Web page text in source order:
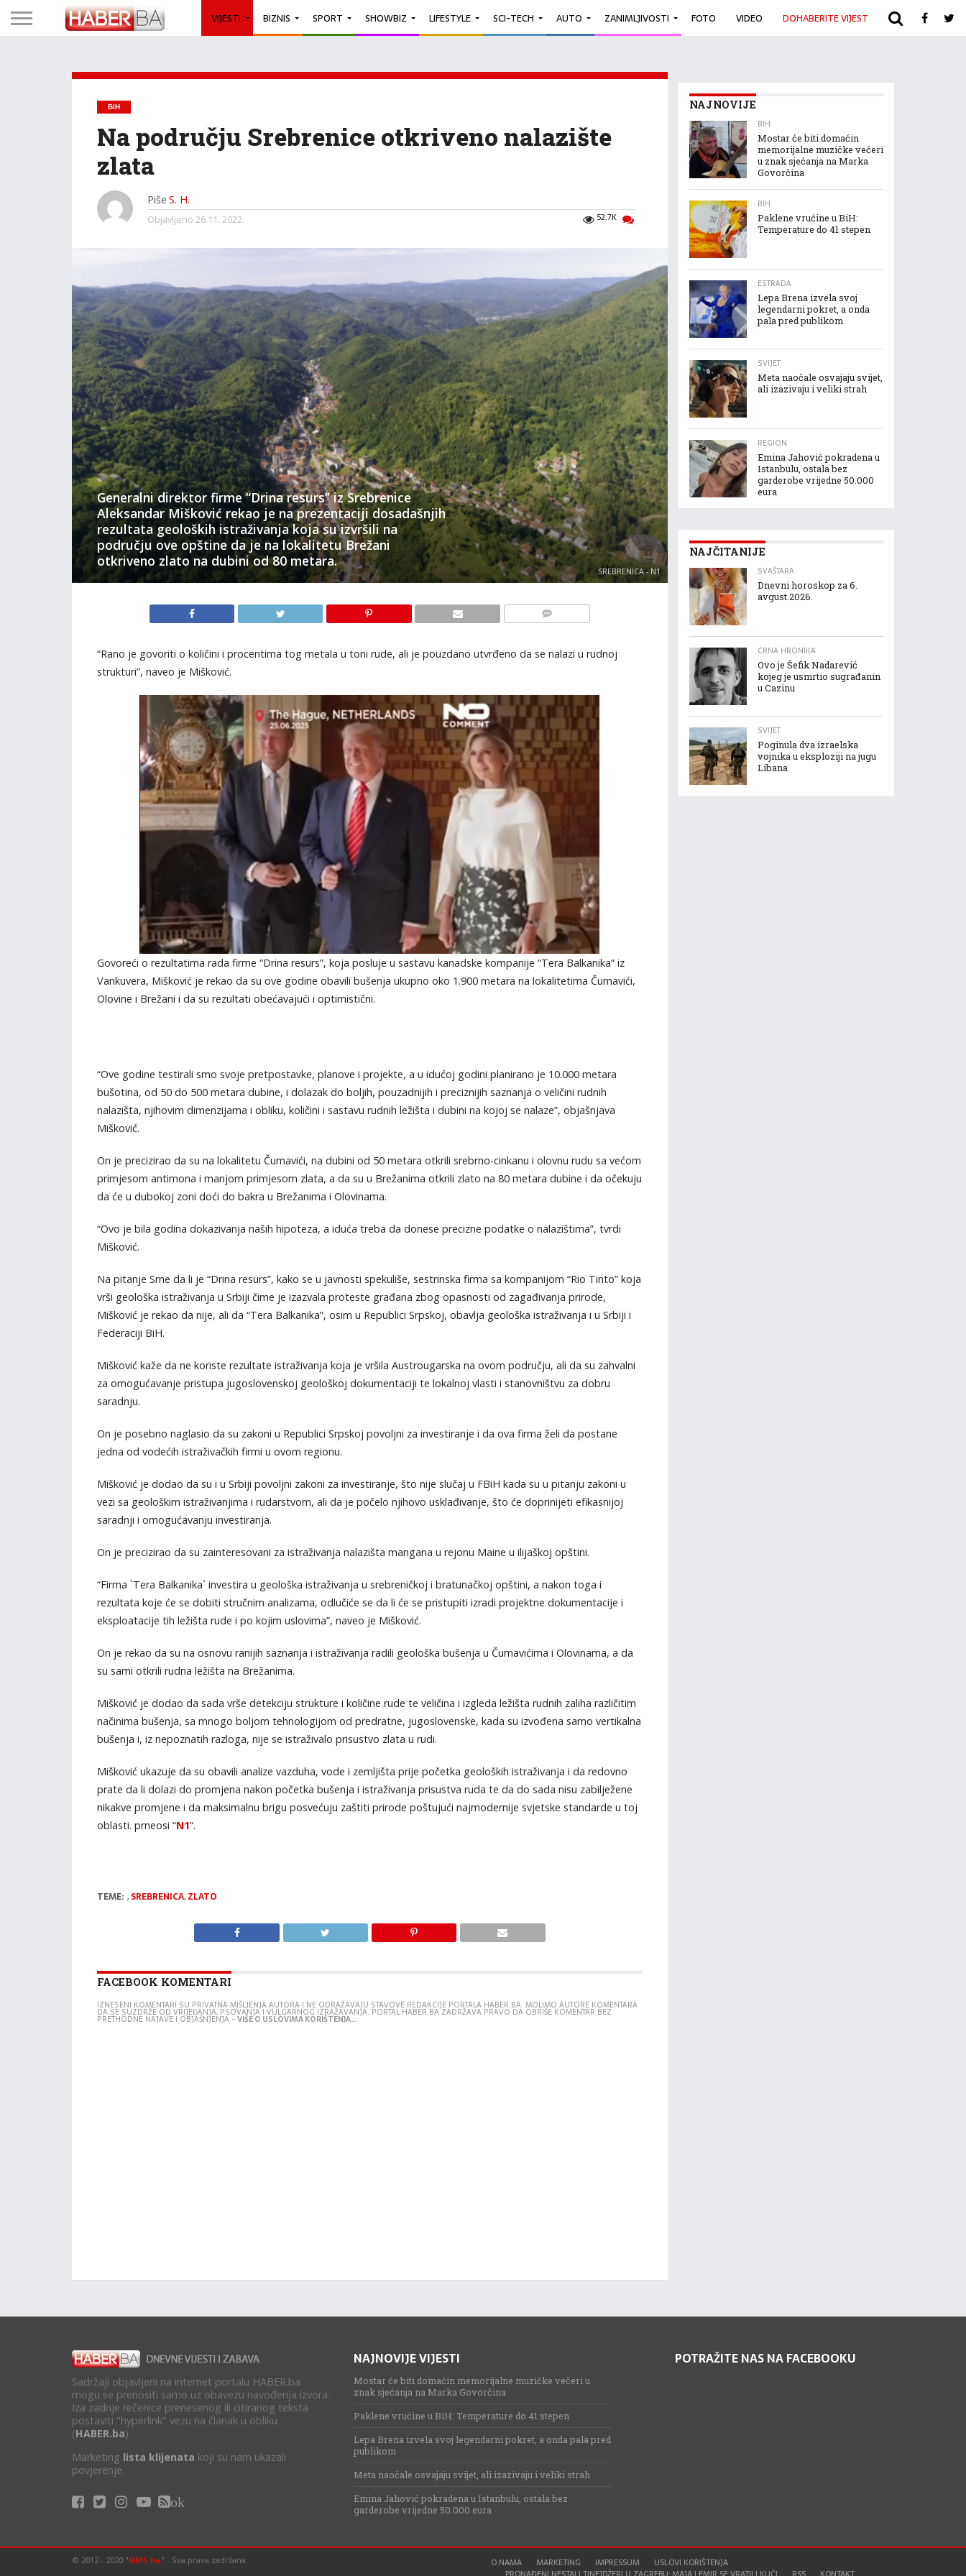
VIJESTI BIZNIS SPORT SHOWBIZ LIFESTYLE SCI-TECH AUTO ZANIMLJIVOSTI FOTO VIDEO DOHABERITE VIJEST ARHIVA
BIH
Na području Srebrenice otkriveno nalazište
zlata
Piše S. H.
52.7K
Objavljeno 26.11. 2022.
Generalni direktor firme “Drina resurs” iz Srebrenice
Aleksandar Mišković rekao je na prezentaciji dosadašnjih
rezultata geoloških istraživanja koja su izvršili na
području ove opštine da je na lokalitetu Brežani
otkriveno zlato na dubini od 80 metara.
SREBRENICA - N1
“Rano je govoriti o količini i procentima tog metala u toni rude, ali je pouzdano utvrđeno da se nalazi u rudnoj
strukturi”, naveo je Mišković.
Govoreći o rezultatima rada firme “Drina resurs”, koja posluje u sastavu kanadske kompanije “Tera Balkanika” iz
Vankuvera, Mišković je rekao da su ove godine obavili bušenja ukupno oko 1.900 metara na lokalitetima Čumavići,
Olovine i Brežani i da su rezultati obećavajući i optimistični.
“Ove godine testirali smo svoje pretpostavke, planove i projekte, a u idućoj godini planirano je 10.000 metara
bušotina, od 50 do 500 metara dubine, i dolazak do boljih, pouzadnijih i preciznijih saznanja o veličini rudnih
nalazišta, njihovim dimenzijama i obliku, količini i sastavu rudnih ležišta i dubini na kojoj se nalaze”, objašnjava
Mišković.
On je precizirao da su na lokalitetu Čumavići, na dubini od 50 metara otkrili srebrno-cinkanu i olovnu rudu sa većom
primjesom antimona i manjom primjesom zlata, a da su u Brežanima otkrili zlato na 80 metara dubine i da očekuju
da će u dubokoj zoni doći do bakra u Brežanima i Olovinama.
“Ovo je bila godina dokazivanja naših hipoteza, a iduća treba da donese precizne podatke o nalazištima”, tvrdi
Mišković.
Na pitanje Srne da li je “Drina resurs”, kako se u javnosti spekuliše, sestrinska firma sa kompanijom “Rio Tinto” koja
vrši geološka istraživanja u Srbiji čime je izazvala proteste građana zbog opasnosti od zagađivanja prirode,
Mišković je rekao da nije, ali da “Tera Balkanika”, osim u Republici Srpskoj, obavlja geološka istraživanja i u Srbiji i
Federaciji BiH.
Mišković kaže da ne koriste rezultate istraživanja koja je vršila Austrougarska na ovom području, ali da su zahvalni
za omogućavanje pristupa jugoslovenskoj geološkoj dokumentaciji te lokalnoj vlasti i stanovništvu za dobru
saradnju.
On je posebno naglasio da su zakoni u Republici Srpskoj povoljni za investiranje i da ova firma želi da postane
jedna od vodećih istraživačkih firmi u ovom regionu.
Mišković je dodao da su i u Srbiji povoljni zakoni za investiranje, što nije slučaj u FBiH kada su u pitanju zakoni u
vezi sa geološkim istraživanjima i rudarstvom, ali da je počelo njihovo usklađivanje, što će doprinijeti efikasnijoj
saradnji i omogućavanju investiranja.
On je precizirao da su zainteresovani za istraživanja nalazišta mangana u rejonu Maine u ilijaškoj opštini.
“Firma `Tera Balkanika` investira u geološka istraživanja u srebreničkoj i bratunačkoj opštini, a nakon toga i
rezultata koje će se dobiti stručnim analizama, odlučiće se da li će se pristupiti izradi projektne dokumentacije i
eksploatacije tih ležišta rude i po kojim uslovima”, naveo je Mišković.
On je rekao da su na osnovu ranijih saznanja i istraživanja radili geološka bušenja u Čumavićima i Olovinama, a da
su sami otkrili rudna ležišta na Brežanima.
Mišković je dodao da sada vrše detekciju strukture i količine rude te veličina i izgleda ležišta rudnih zaliha različitim
načinima bušenja, sa mnogo boljom tehnologijom od predratne, jugoslovenske, kada su izvođena samo vertikalna
bušenja i, iz nepoznatih razloga, nije se istraživalo prisustvo zlata u rudi.
Mišković ukazuje da su obavili analize vazduha, vode i zemljišta prije početka geoloških istraživanja i da redovno
prate da li dolazi do promjena nakon početka bušenja i istraživanja prisustva ruda te da do sada nisu zabilježene
nikakve promjene i da maksimalnu brigu posvećuju zaštiti prirode poštujući najmodernije svjetske standarde u toj
oblasti. prneosi “N1“.
TEME: , SREBRENICA, ZLATO
FACEBOOK KOMENTARI
IZNESENI KOMENTARI SU PRIVATNA MIŠLJENJA AUTORA I NE ODRAŽAVAJU STAVOVE REDAKCIJE PORTALA HABER.BA. MOLIMO AUTORE KOMENTARA
DA SE SUZDRŽE OD VRIJEĐANJA, PSOVANJA I VULGARNOG IZRAŽAVANJA. PORTAL HABER.BA ZADRŽAVA PRAVO DA OBRIŠE KOMENTAR BEZ
PRETHODNE NAJAVE I OBJAŠNJENJA -VIŠE O USLOVIMA KORIŠTENJA...
NAJNOVIJE
BIH
Mostar će biti domaćin
memorijalne muzičke večeri
u znak sjećanja na Marka
Govorčina
BIH
Paklene vrućine u BiH:
Temperature do 41 stepen
ESTRADA
Lepa Brena izvela svoj
legendarni pokret, a onda
pala pred publikom
SVIJET
Meta naočale osvajaju svijet,
ali izazivaju i veliki strah
REGION
Emina Jahović pokradena u
Istanbulu, ostala bez
garderobe vrijedne 50.000
eura
NAJČITANIJE
SVAŠTARA
Dnevni horoskop za 6.
avgust.2026.
CRNA HRONIKA
Ovo je Šefik Nadarević
kojeg je usmrtio sugrađanin
u Cazinu
SVIJET
Poginula dva izraelska
vojnika u eksploziji na jugu
Libana
Sadržaji objavljeni na internet portalu HABER.ba
mogu se prenositi samo uz obavezu navođenja izvora.
Iza zadnje rečenice prenesenog ili citiranog teksta
postaviti "hyperlink" vezu na članak u obliku
(HABER.ba).
Marketing lista klijenata koji su nam ukazali
povjerenje.
ok
NAJNOVIJE VIJESTI
Mostar će biti domaćin memorijalne muzičke večeri u
znak sjećanja na Marka Govorčina
Paklene vrućine u BiH: Temperature do 41 stepen
Lepa Brena izvela svoj legendarni pokret, a onda pala pred
publikom
Meta naočale osvajaju svijet, ali izazivaju i veliki strah
Emina Jahović pokradena u Istanbulu, ostala bez
garderobe vrijedne 50.000 eura
POTRAŽITE NAS NA FACEBOOKU
O NAMA MARKETING IMPRESSUM
USLOVI KORIŠTENJA
© 2012 - 2020 "NMS.ba" - Sva prava zadržana.